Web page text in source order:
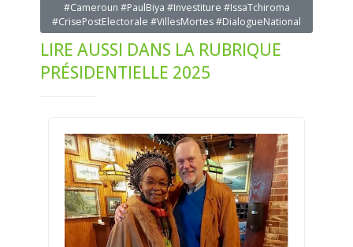
#Cameroun #PaulBiya #Investiture #IssaTchiroma
#CrisePostElectorale #VillesMortes #DialogueNational
LIRE AUSSI DANS LA RUBRIQUE
PRÉSIDENTIELLE 2025